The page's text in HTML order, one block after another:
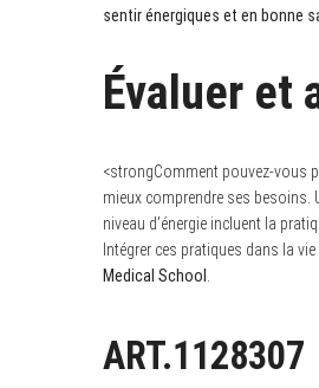
sentir énergiques et en bonne
Évaluer et
<strongComment pouvez-vous
mieux comprendre ses besoins.
niveau d’énergie incluent la
Intégrer ces pratiques dans la
Medical School
ART.1128307